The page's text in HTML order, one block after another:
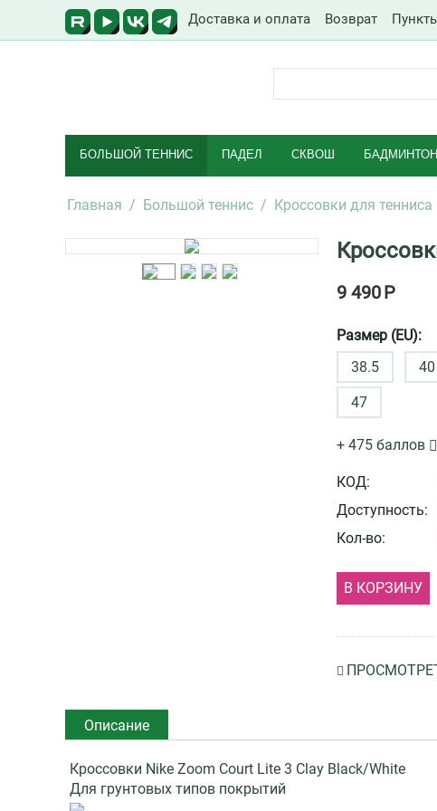
Доставка и оплата Возврат
БОЛЬШОЙ ТЕННИС ПАДЕЛ СКВОШ БАДМИНТОН
Главная / Большой теннис / Кроссовки для тенниса
9 490Р
Размер (EU):
38.5
40
47
+ 475 баллов
КОД:
Доступность:
Кол-во:
В КОРЗИНУ
Описание
Кроссовки Nike Zoom Court Lite 3 Clay Black/White
Для грунтовых типов покрытий